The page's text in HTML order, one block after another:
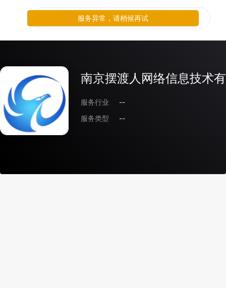
南京摆渡人网络信息技术
服务行业
--
服务类型
--
服务异常，请稍候再试